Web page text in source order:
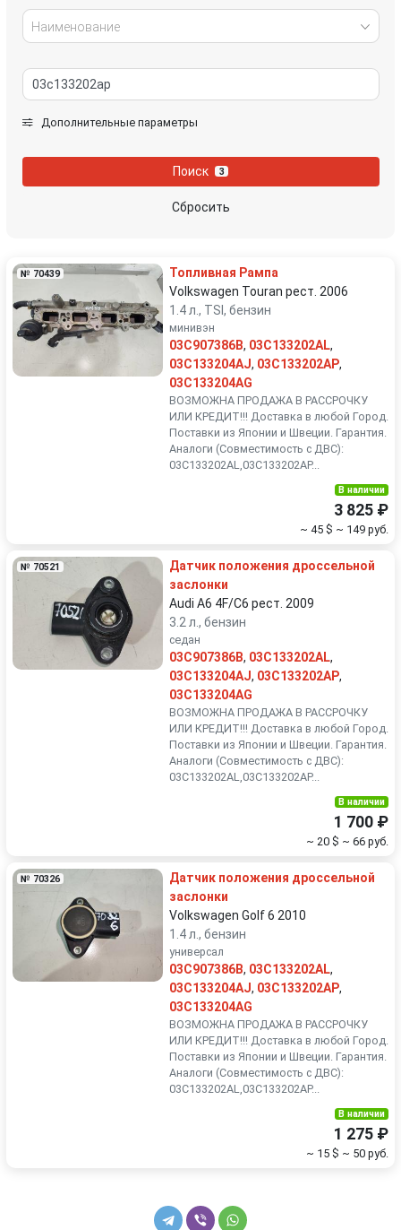
Land Rover
Mazda Mercedes-Benz
Nissan Opel
Skoda
Smart
Subaru
Volkswagen
Наименование
Дополнительные параметры
Поиск 3
Сбросить
№ 70439
Топливная Рампа
Volkswagen Touran рест. 2006
1.4 л., TSI, бензин
минивэн
03C907386B, 03C133202AL,
03C133204AJ, 03C133202AP,
03C133204AG
ВОЗМОЖНА ПРОДАЖА В РАССРОЧКУ
ИЛИ КРЕДИТ!!! Доставка в любой Город.
Поставки из Японии и Швеции. Гарантия.
Аналоги (Совместимость с ДВС):
03C133202AL,03C133202AP...
В наличии
3 825 ₽
~ 45 $ ~ 149 руб.
№ 70521
Датчик положения дроссельной
заслонки
Audi A6 4F/C6 рест. 2009
3.2 л., бензин
седан
03C907386B, 03C133202AL,
03C133204AJ, 03C133202AP,
03C133204AG
ВОЗМОЖНА ПРОДАЖА В РАССРОЧКУ
ИЛИ КРЕДИТ!!! Доставка в любой Город.
Поставки из Японии и Швеции. Гарантия.
Аналоги (Совместимость с ДВС):
03C133202AL,03C133202AP...
В наличии
1 700 ₽
~ 20 $ ~ 66 руб.
№ 70326
Датчик положения дроссельной
заслонки
Volkswagen Golf 6 2010
1.4 л., бензин
универсал
03C907386B, 03C133202AL,
03C133204AJ, 03C133202AP,
03C133204AG
ВОЗМОЖНА ПРОДАЖА В РАССРОЧКУ
ИЛИ КРЕДИТ!!! Доставка в любой Город.
Поставки из Японии и Швеции. Гарантия.
Аналоги (Совместимость с ДВС):
03C133202AL,03C133202AP...
В наличии
1 275 ₽
~ 15 $ ~ 50 руб.